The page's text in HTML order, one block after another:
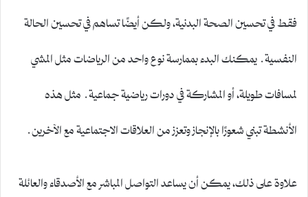
فقط في تحسين الصحة البدنية، ولكن أيضًا تساهم في تحسين الحالة
النفسية. يمكنك البدء بممارسة نوع واحد من الرياضات مثل المشي
لمسافات طويلة، أو المشاركة في دورات رياضية جماعية. مثل هذه
الأنشطة تبني شعورًا بالإنجاز وتعزز من العلاقات الاجتماعية مع الآخرين.
علاوة على ذلك، يمكن أن يساعد التواصل المباشر مع الأصدقاء والعائلة